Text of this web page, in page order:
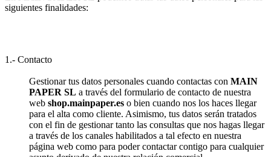
siguientes finalidades:
1.- Contacto
Gestionar tus datos personales cuando contactas con MAIN
PAPER SL a través del formulario de contacto de nuestra
web shop.mainpaper.es o bien cuando nos los haces llegar
para el alta como cliente. Asimismo, tus datos serán tratados
con el fin de gestionar tanto las consultas que nos hagas llegar
a través de los canales habilitados a tal efecto en nuestra
página web como para poder contactar contigo para cualquier